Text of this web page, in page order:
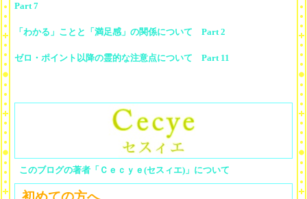
Part 7
「わかる」ことと「満足感」の関係について Part 2
ゼロ・ポイント以降の霊的な注意点について Part 11
このブログの著者「Ｃｅｃｙｅ(セスィエ)」について